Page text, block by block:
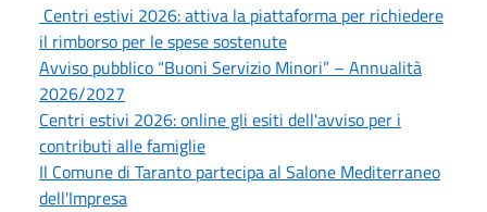
Centri estivi 2026: attiva la piattaforma per richiedere
il rimborso per le spese sostenute
Avviso pubblico “Buoni Servizio Minori” – Annualità
2026/2027
Centri estivi 2026: online gli esiti dell'avviso per i
contributi alle famiglie
Il Comune di Taranto partecipa al Salone Mediterraneo
dell'Impresa